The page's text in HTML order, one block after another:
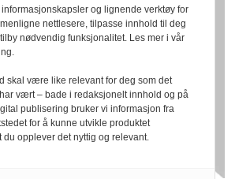
informasjonskapsler og lignende verktøy for
nettlesere, tilpasse innhold til deg
nødvendig funksjonalitet. Les mer i vår
skal være like relevant for deg som det
vært – bade i redaksjonelt innhold og på
publisering bruker vi informasjon fra
for å kunne utvikle produktet
du opplever det nyttig og relevant.